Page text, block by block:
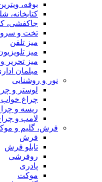
بوفه،
کتابخانه،
جاکفشی،
تخت و
میز تلفن
میز
میز تحریر و
مبلمان
نور و روشنایی
لوستر و
چراغ خواب
ریسه و
لامپ و
فرش، گلیم و
فرش
تابلو فرش
روفرشی
پادری
موکت